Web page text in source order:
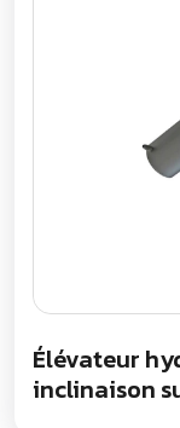
Élévateur
inclinaison